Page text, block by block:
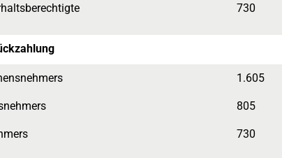
730
1.605
805
730